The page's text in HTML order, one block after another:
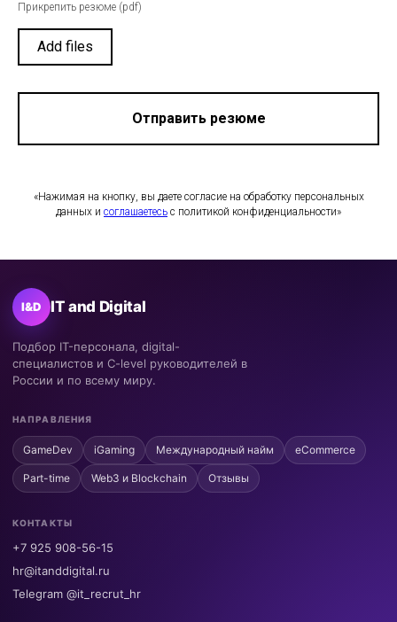
Прикрепить резюме (pdf)
Add files
Отправить резюме
«Нажимая на кнопку, вы даете согласие на обработку персональных
данных и соглашаетесь c политикой конфиденциальности»
I&D IT and Digital
Подбор IT-персонала, digital-
специалистов и C-level руководителей в
России и по всему миру.
НАПРАВЛЕНИЯ
GameDev iGaming Международный найм eCommerce
Part-time Web3 и Blockchain Отзывы
КОНТАКТЫ
+7 925 908-56-15
hr@itanddigital.ru
Telegram @it_recrut_hr